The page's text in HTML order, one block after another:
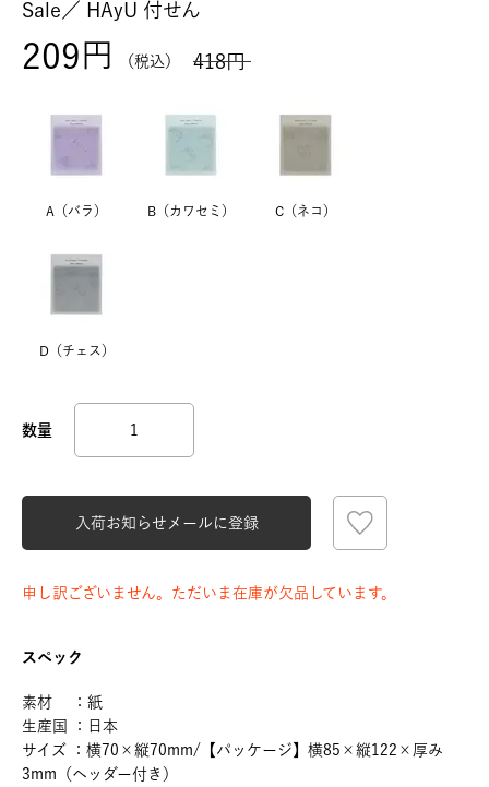
Sale／ HAyU 付せん
418
209 税込
A（バラ） B（カワセミ） C（ネコ）
D（チェス）
入荷お知らせメールに登録
申し訳ございません。ただいま在庫が欠品しています。
スペック
素材 ：紙
生産国 ：日本
サイズ ：横70×縦70mm/【パッケージ】横85×縦122×厚み
3mm（ヘッダー付き）